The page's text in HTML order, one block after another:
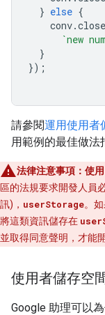
} else {
conv.close
`new
}
});
請參閱運用使用者
用範例的最佳做法
法律注意事項：使用
區的法規要求開發人員
訊)， userStorage。
將這類資訊儲存在
並取得同意聲明，才能
使用者儲存空
Google 助理可以